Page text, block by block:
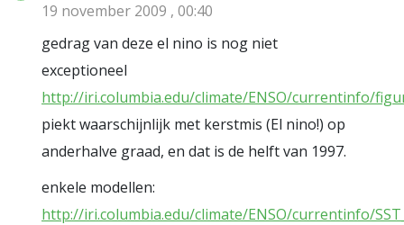
19 november 2009 , 00:40
gedrag van deze el nino is nog niet
exceptioneel
http://iri.columbia.edu/climate/ENSO/currentinfo/
piekt waarschijnlijk met kerstmis (El nino!) op
anderhalve graad, en dat is de helft van 1997.
enkele modellen:
http://iri.columbia.edu/climate/ENSO/currentinfo/